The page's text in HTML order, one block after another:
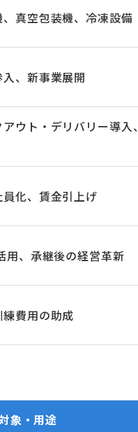
真空包装機、冷凍設備
、新事業展開
ウト・デリバリー導入、
化、賃金引上げ
用、承継後の経営革新
費用の助成
象・用途